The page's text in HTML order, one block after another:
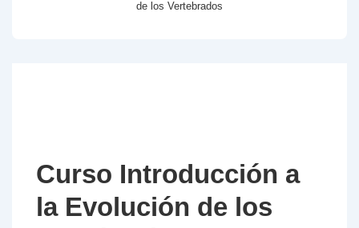
de los Vertebrados
Curso Introducción a
la Evolución de los